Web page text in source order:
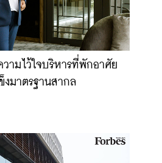
มไว้ใจบริหารที่พักอาศัย
งมาตรฐานสากล